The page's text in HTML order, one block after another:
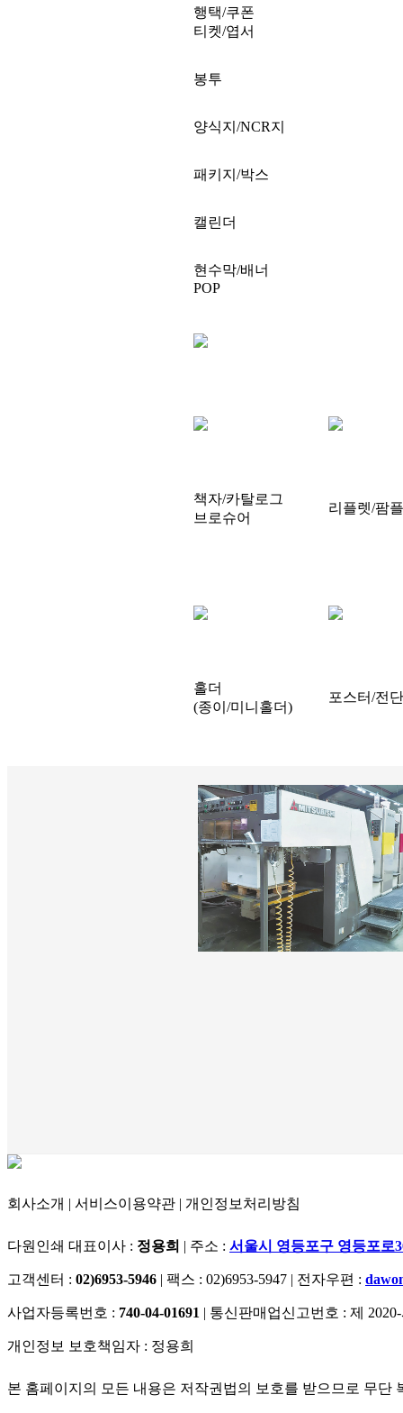
행택/쿠폰
티켓/엽서
봉투
양식지/NCR지
패키지/박스
캘린더
현수막/배너
POP
책자/카탈로그
브로슈어
리플렛/팜
홀더
(종이/미니홀더)
포스터/전단
회사소개 | 서비스이용약관 | 개인정보처리방침
다원인쇄 대표이사 : 정용희 | 주소 : 서울시 영등포구 영등포로
고객센터 : 02)6953-5946 | 팩스 : 02)6953-5947 | 전자우편 :
사업자등록번호 : 740-04-01691 | 통신판매업신고번호 : 제
개인정보 보호책임자 : 정용희
본 홈페이지의 모든 내용은 저작권법의 보호를 받으므로 무단